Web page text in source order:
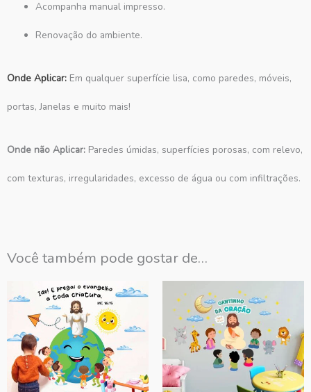
Acompanha manual impresso.
Renovação do ambiente.
Onde Aplicar: Em qualquer superfície lisa, como paredes, móveis,
portas, Janelas e muito mais!
Onde não Aplicar: Paredes úmidas, superfícies porosas, com relevo,
com texturas, irregularidades, excesso de água ou com infiltrações.
Você também pode gostar de…